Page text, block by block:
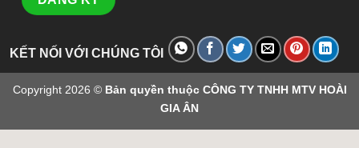
KẾT NỐI VỚI CHÚNG TÔI
Copyright 2026 © Bản quyền thuộc CÔNG TY TNHH MTV HOÀI
GIA ÂN